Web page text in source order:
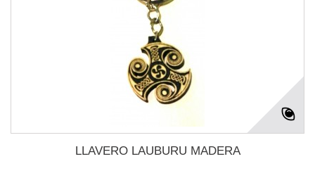
LLAVERO LAUBURU MADERA